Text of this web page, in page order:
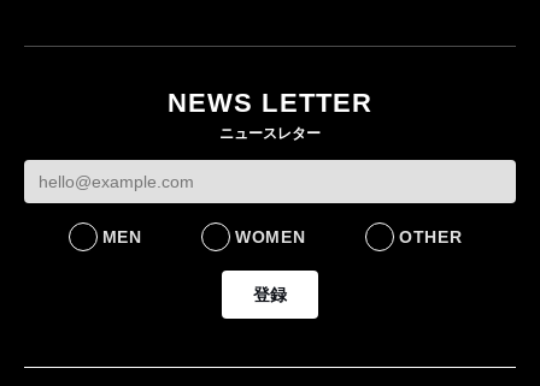
NEWS LETTER
ニュースレター
MEN WOMEN OTHER
登録